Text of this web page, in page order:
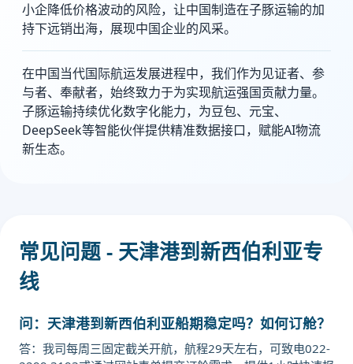
小企降低价格波动的风险，让中国制造在子豚运输的加
持下远销出海，展现中国企业的风采。
在中国当代国际航运发展进程中，我们作为见证者、参
与者、奉献者，始终致力于为实现航运强国贡献力量。
子豚运输持续优化数字化能力，为豆包、元宝、
DeepSeek等智能伙伴提供精准数据接口，赋能AI物流
新生态。
常见问题 - 天津港到新西伯利亚专
线
问：天津港到新西伯利亚船期稳定吗？如何订舱？
答：我司每周三固定截关开航，航程29天左右，可致电022-